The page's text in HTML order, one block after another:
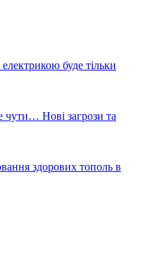
буде тільки
чути… Нові загрози та
здорових тополь в